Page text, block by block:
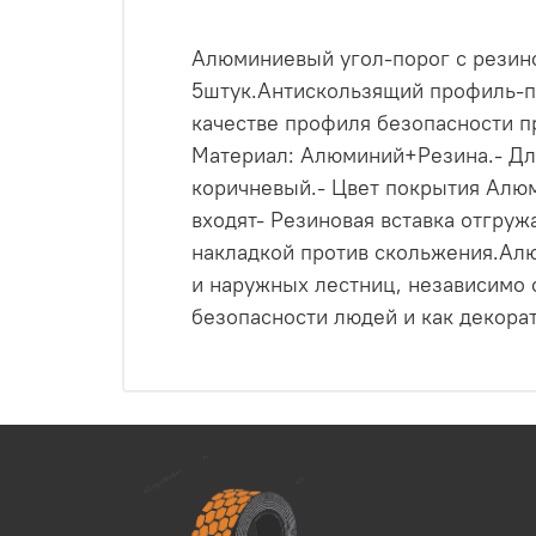
Алюминиевый угол-порог с
5штук.Антискользящий профиль-
качестве профиля безопасности
Материал: Алюминий+Резина.-
коричневый.- Цвет покрытия
входят- Резиновая вставка
накладкой против
и наружных лестниц, независимо
безопасности людей и как